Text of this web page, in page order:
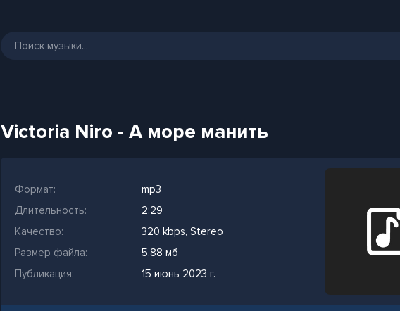
Victoria Niro - А море манить
Формат:
mp3
Длительность:
2:29
Качество:
320 kbps, Stereo
Размер файла:
5.88 мб
Публикация:
15 июнь 2023 г.